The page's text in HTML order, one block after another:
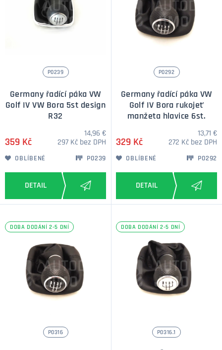
P0239
Germany řadící páka VW
Golf IV VW Bora 5st design
R32
359 Kč
14,96 €
297 Kč bez DPH
OBLÍBENÉ P0239
P0292
Germany řadící páka VW
Golf IV Bora rukojeť
manžeta hlavice 6st.
329 Kč
13,71 €
272 Kč bez DPH
OBLÍBENÉ P0292
DOBA DODÁNÍ 2-5 DNÍ
P0316
DOBA DODÁNÍ 2-5 DNÍ
P0316.1